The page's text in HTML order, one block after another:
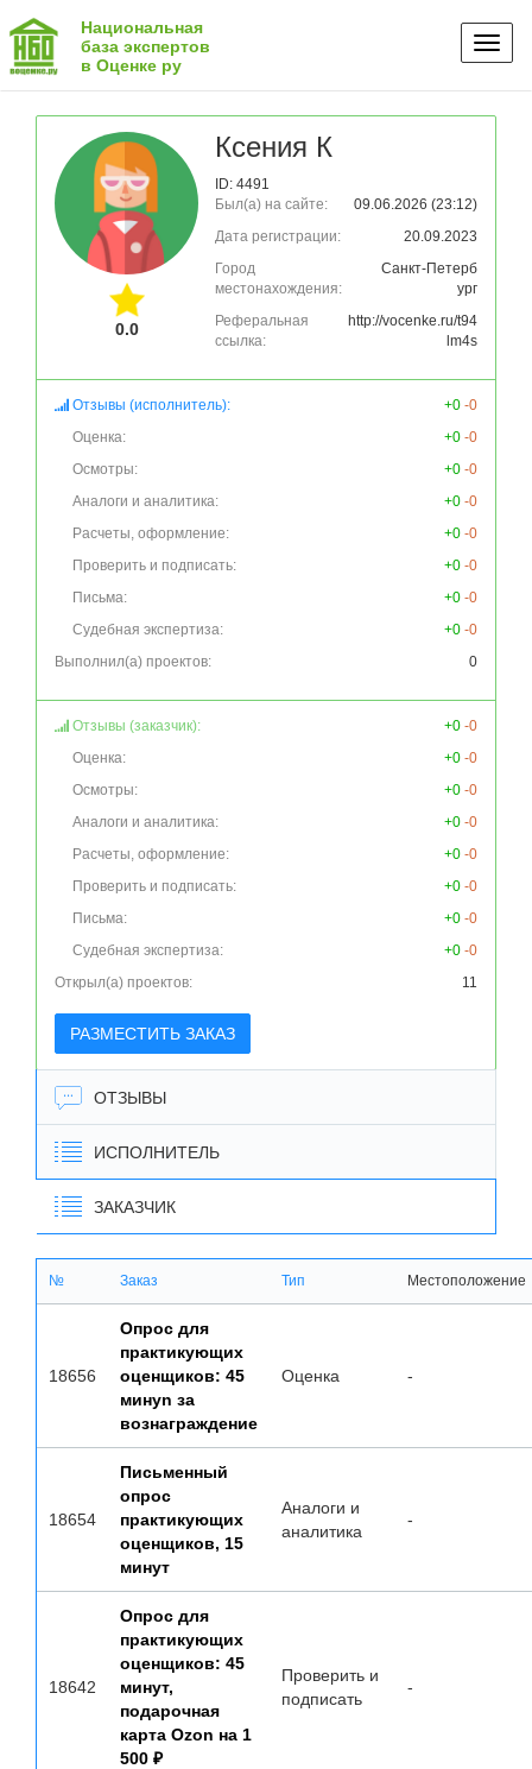
Национальная
база экспертов
в Оценке ру
0.0
Ксения К
ID: 4491
Был(а) на сайте:
09.06.2026 (23:12)
Дата регистрации:
20.09.2023
Город
местонахождения:
Санкт-Петерб
ург
Реферальная
ссылка:
http://vocenke.ru/t94
lm4s
Отзывы (исполнитель): +0 -0
Оценка:
+0 -0
Осмотры:
+0 -0
Аналоги и аналитика:
+0 -0
Расчеты, оформление:
+0 -0
Проверить и подписать:
+0 -0
Письма:
+0 -0
Судебная экспертиза:
+0 -0
Выполнил(а) проектов:
0
Отзывы (заказчик): +0 -0
Оценка:
+0 -0
Осмотры:
+0 -0
Аналоги и аналитика:
+0 -0
Расчеты, оформление:
+0 -0
Проверить и подписать:
+0 -0
Письма:
+0 -0
Судебная экспертиза:
+0 -0
Открыл(а) проектов:
11
РАЗМЕСТИТЬ ЗАКАЗ
ОТЗЫВЫ
ИСПОЛНИТЕЛЬ
ЗАКАЗЧИК
№ Заказ Тип Местоположение
18656
Опрос для
практикующих
оценщиков: 45
минуn за
вознаграждение
Оценка -
18654
Письменный
опрос
практикующих
оценщиков, 15
минут
Аналоги и
аналитика
-
18642
Опрос для
практикующих
оценщиков: 45
минут,
подарочная
карта Ozon на 1
500 ₽
Проверить и
подписать
-